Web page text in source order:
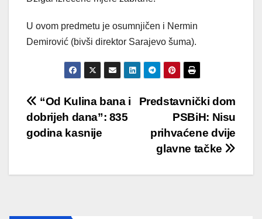
U ovom predmetu je osumnjičen i Nermin
Demirović (bivši direktor Sarajevo šuma).
Post
navigation
Predstavnički dom
PSBiH: Nisu
prihvaćene dvije
glavne tačke
“Od Kulina bana i
dobrijeh dana”: 835
godina kasnije